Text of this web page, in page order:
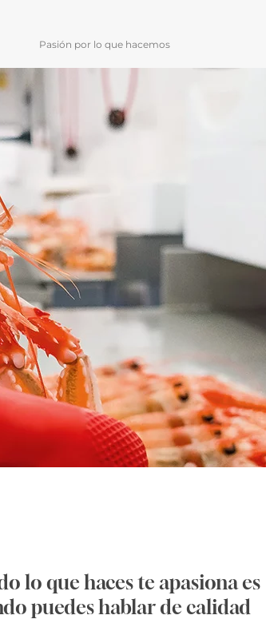
Pasión por lo que hacemos
lo que haces te apasiona es
puedes hablar de calidad